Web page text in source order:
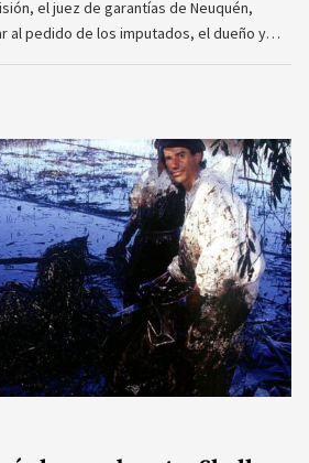
el juez de garantías de Neuquén,
al pedido de los imputados, el dueño y…